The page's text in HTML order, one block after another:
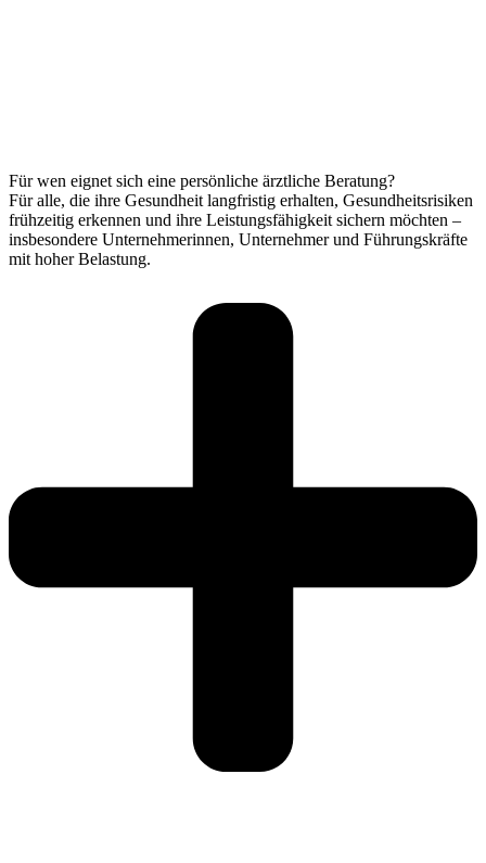
Für wen eignet sich eine persönliche ärztliche Beratung?
Für alle, die ihre Gesundheit langfristig erhalten, Gesundheitsrisiken
frühzeitig erkennen und ihre Leistungsfähigkeit sichern möchten –
insbesondere Unternehmerinnen, Unternehmer und Führungskräfte
mit hoher Belastung.